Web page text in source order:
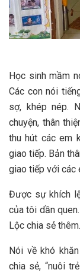
Học sinh mầm
Các con nói
sợ, khép nép.
chuyện, thân
thu hút các em
giao tiếp. Bản
giao tiếp với các
Được sự khích
của tôi dần
Lộc chia sẻ thêm.
Nói về khó
chia sẻ, “nuôi